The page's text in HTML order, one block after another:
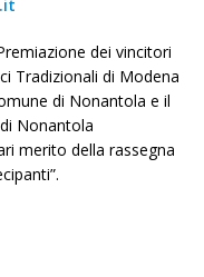
dei vincitori
Tradizionali di Modena
di Nonantola e il
Nonantola
merito della rassegna